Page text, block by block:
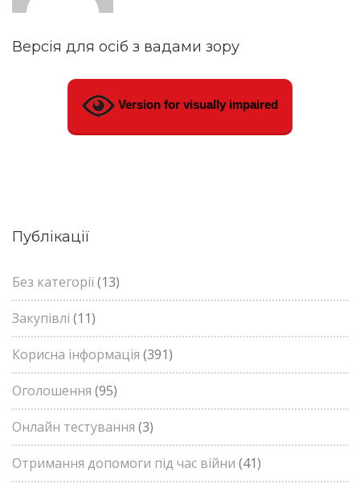
Версія для осіб з вадами зору
Version for visually impaired
Публікації
Без категорії(13)
Закупівлі (11)
Корисна інформація (391)
Оголошення (95)
Онлайн тестування (3)
Отримання допомоги під час війни (41)